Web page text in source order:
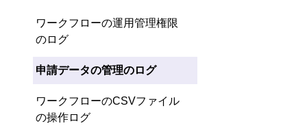
ワークフローの運用管理権限
のログ
申請データの管理のログ
ワークフローのCSVファイル
の操作ログ